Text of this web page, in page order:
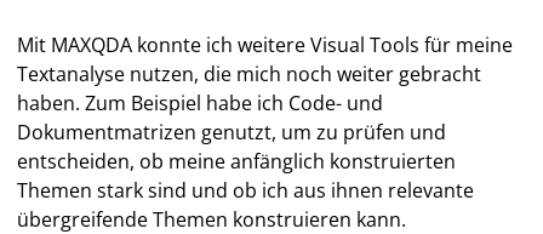
Mit MAXQDA konnte ich weitere Visual Tools für meine
Textanalyse nutzen, die mich noch weiter gebracht
haben. Zum Beispiel habe ich Code- und
Dokumentmatrizen genutzt, um zu prüfen und
entscheiden, ob meine anfänglich konstruierten
Themen stark sind und ob ich aus ihnen relevante
übergreifende Themen konstruieren kann.